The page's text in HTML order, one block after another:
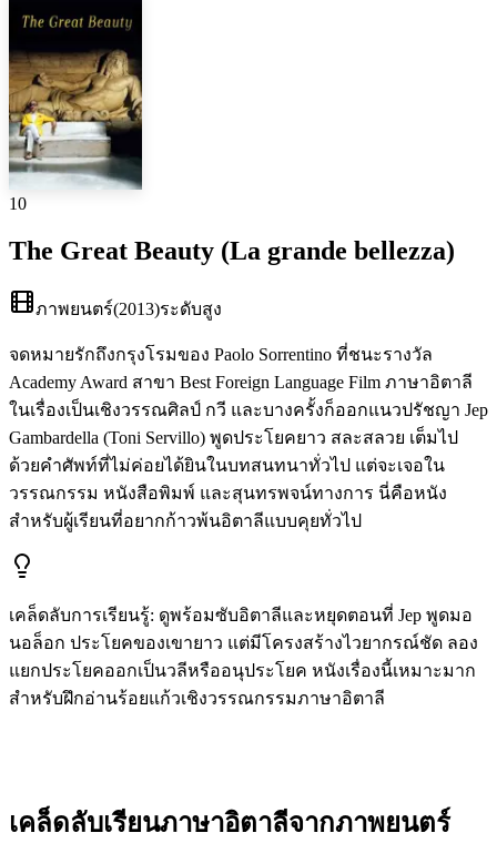
10
The Great Beauty (La grande bellezza)
ภาพยนตร์(2013)ระดับสูง
จดหมายรักถึงกรุงโรมของ Paolo Sorrentino ที่ชนะรางวัล
Academy Award สาขา Best Foreign Language Film ภาษาอิตาลี
ในเรื่องเป็นเชิงวรรณศิลป์ กวี และบางครั้งก็ออกแนวปรัชญา Jep
Gambardella (Toni Servillo) พูดประโยคยาว สละสลวย เต็มไป
ด้วยคำศัพท์ที่ไม่ค่อยได้ยินในบทสนทนาทั่วไป แต่จะเจอใน
วรรณกรรม หนังสือพิมพ์ และสุนทรพจน์ทางการ นี่คือหนัง
สำหรับผู้เรียนที่อยากก้าวพ้นอิตาลีแบบคุยทั่วไป
เคล็ดลับการเรียนรู้: ดูพร้อมซับอิตาลีและหยุดตอนที่ Jep พูดมอ
นอล็อก ประโยคของเขายาว แต่มีโครงสร้างไวยากรณ์ชัด ลอง
แยกประโยคออกเป็นวลีหรืออนุประโยค หนังเรื่องนี้เหมาะมาก
สำหรับฝึกอ่านร้อยแก้วเชิงวรรณกรรมภาษาอิตาลี
เคล็ดลับเรียนภาษาอิตาลีจากภาพยนตร์